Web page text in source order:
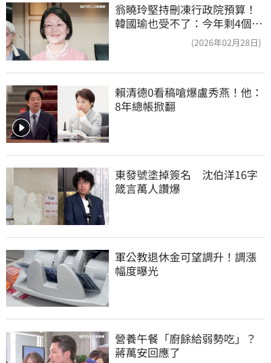
翁曉玲堅持刪凍行政院預算！
韓國瑜也受不了：今年剩4個月
(2026年02月28日)
賴清德0看稿嗆爆盧秀燕！他：
8年總帳掀翻
東發號塗掉簽名　沈伯洋16字
箴言萬人讚爆
軍公教退休金可望調升！調漲
幅度曝光
營養午餐「廚餘給弱勢吃」？
蔣萬安回應了